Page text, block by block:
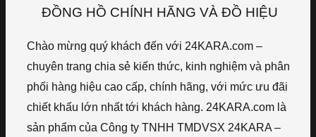
ĐỒNG HỒ CHÍNH HÃNG VÀ ĐỒ HIỆU
Chào mừng quý khách đến với 24KARA.com –
chuyên trang chia sẻ kiến thức, kinh nghiệm và phân
phối hàng hiệu cao cấp, chính hãng, với mức ưu đãi
chiết khấu lớn nhất tới khách hàng. 24KARA.com là
sản phẩm của Công ty TNHH TMDVSX 24KARA –